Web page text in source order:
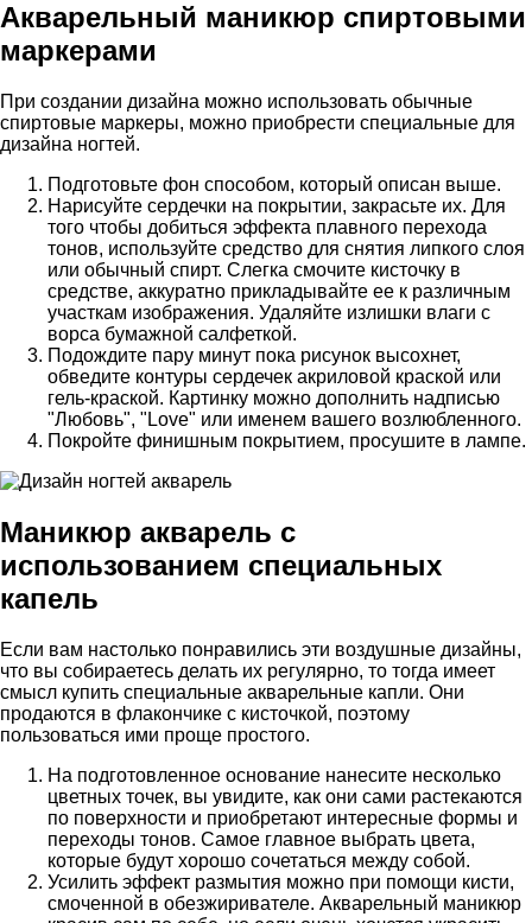
Акварельный маникюр спиртовыми
маркерами
При создании дизайна можно использовать обычные
спиртовые маркеры, можно приобрести специальные для
дизайна ногтей.
Подготовьте фон способом, который описан выше.
Нарисуйте сердечки на покрытии, закрасьте их. Для
того чтобы добиться эффекта плавного перехода
тонов, используйте средство для снятия липкого слоя
или обычный спирт. Слегка смочите кисточку в
средстве, аккуратно прикладывайте ее к различным
участкам изображения. Удаляйте излишки влаги с
ворса бумажной салфеткой.
Подождите пару минут пока рисунок высохнет,
обведите контуры сердечек акриловой краской или
гель-краской. Картинку можно дополнить надписью
"Любовь", "Love" или именем вашего возлюбленного.
Покройте финишным покрытием, просушите в лампе.
Маникюр акварель с
использованием специальных
капель
Если вам настолько понравились эти воздушные дизайны,
что вы собираетесь делать их регулярно, то тогда имеет
смысл купить специальные акварельные капли. Они
продаются в флакончике с кисточкой, поэтому
пользоваться ими проще простого.
На подготовленное основание нанесите несколько
цветных точек, вы увидите, как они сами растекаются
по поверхности и приобретают интересные формы и
переходы тонов. Самое главное выбрать цвета,
которые будут хорошо сочетаться между собой.
Усилить эффект размытия можно при помощи кисти,
смоченной в обезжиривателе. Акварельный маникюр